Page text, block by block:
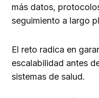
más datos,
seguimiento a largo
El reto radica en
escalabilidad antes
sistemas de salud.